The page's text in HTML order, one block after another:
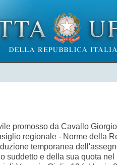
promosso da Cavallo
regionale - Norme della
temporanea
e della sua quota